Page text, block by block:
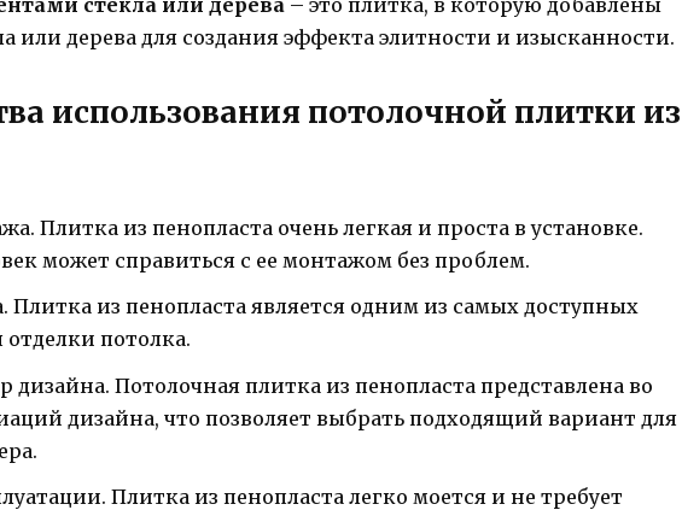
стекла или дерева – это плитка, в которую добавлены
или дерева для создания эффекта элитности и изысканности.
использования потолочной плитки из
Плитка из пенопласта очень легкая и проста в установке.
может справиться с ее монтажом без проблем.
Плитка из пенопласта является одним из самых доступных
потолка.
Потолочная плитка из пенопласта представлена во
дизайна, что позволяет выбрать подходящий вариант для
Плитка из пенопласта легко моется и не требует